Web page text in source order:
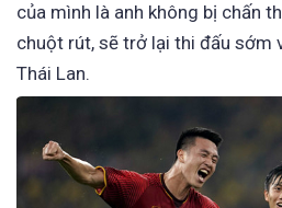
của mình là anh không bị chấn
chuột rút, sẽ trở lại thi đấu sớm
Thái Lan.